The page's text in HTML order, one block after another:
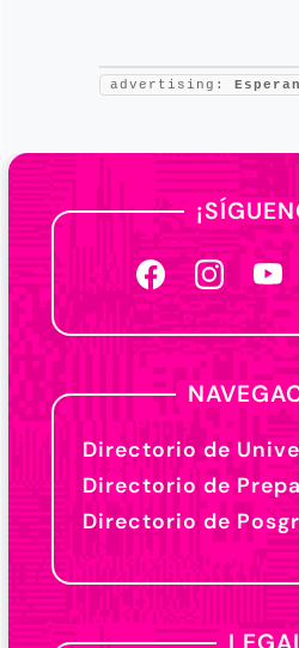
advertising:
Directorio de
Directorio de
Directorio de